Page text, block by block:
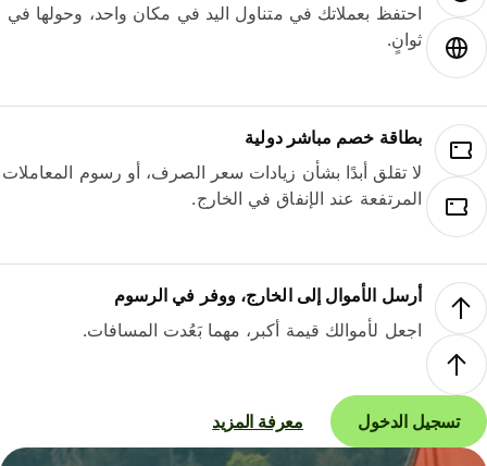
احتفظ بعملاتك في متناول اليد في مكان واحد، وحولها في
ثوانٍ.
بطاقة خصم مباشر دولية
لا تقلق أبدًا بشأن زيادات سعر الصرف، أو رسوم المعاملات
المرتفعة عند الإنفاق في الخارج.
أرسل الأموال إلى الخارج، ووفر في الرسوم
اجعل لأموالك قيمة أكبر، مهما بَعُدت المسافات.
تسجيل الدخول معرفة المزيد